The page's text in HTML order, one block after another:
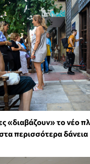
«διαβάζουν» το νέο
περισσότερα δάνεια